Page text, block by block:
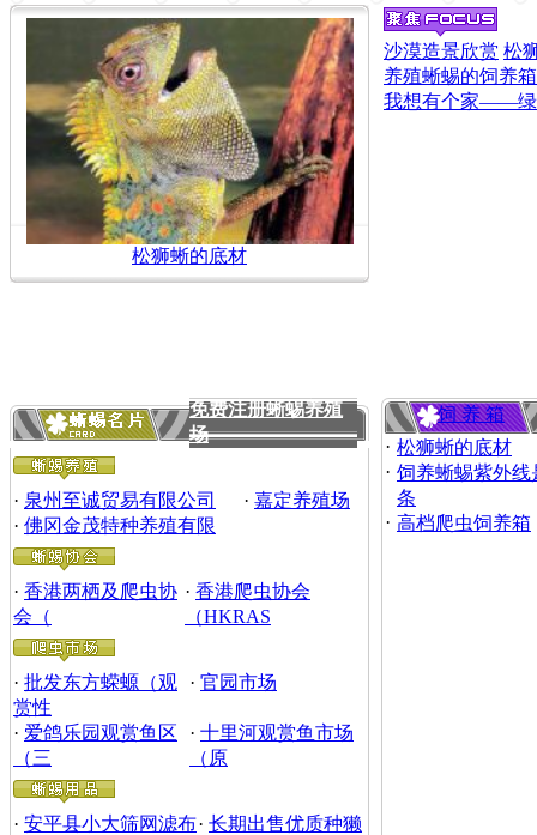
国外蜥蜴饲养箱造景
沙漠造景欣赏 松
养殖蜥蜴的饲养
我想有个家——绿
免费注册蜥蜴养殖
场
· 泉州至诚贸易有限公司 · 嘉定养殖场
· 佛冈金茂特种养殖有限
· 香港两栖及爬虫协
会（
· 香港爬虫协会
（HKRAS
· 批发东方蝾螈（观
赏性
· 官园市场
· 爱鸽乐园观赏鱼区
（三
· 十里河观赏鱼市场
（原
· 安平县小大筛网滤布· 长期出售优质种獭
饲 养 箱
· 松狮蜥的底材
· 饲养蜥蜴紫外线
条
· 高档爬虫饲养箱